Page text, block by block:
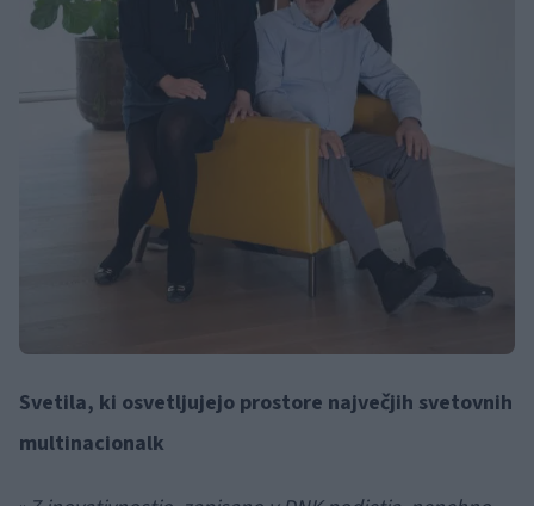
Svetila, ki osvetljujejo prostore največjih svetovnih
multinacionalk